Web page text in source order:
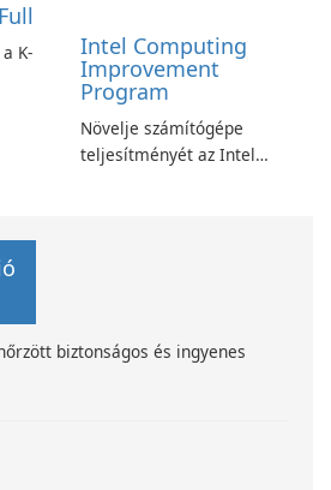
K-
Intel Computing
Improvement
Program
Növelje számítógépe
teljesítményét az Intel
biztonságos és ingyenes